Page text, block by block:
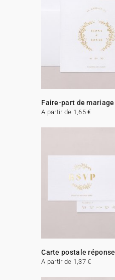
Faire-part de mariage
A partir de 1,65 €
Carte postale réponse
A partir de 1,37 €